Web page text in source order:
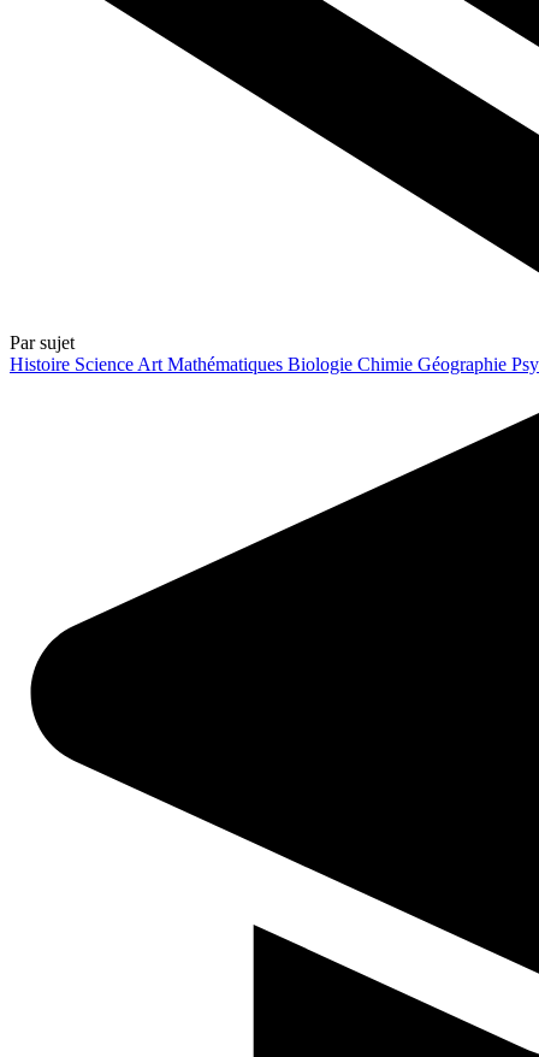
Par sujet
Histoire Science Art Mathématiques Biologie Chimie Géographie